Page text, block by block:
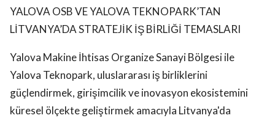
YALOVA OSB VE YALOVA TEKNOPARK’TAN
LİTVANYA’DA STRATEJİK İŞ BİRLİĞİ TEMASLARI
Yalova Makine İhtisas Organize Sanayi Bölgesi ile
Yalova Teknopark, uluslararası iş birliklerini
güçlendirmek, girişimcilik ve inovasyon ekosistemini
küresel ölçekte geliştirmek amacıyla Litvanya'da